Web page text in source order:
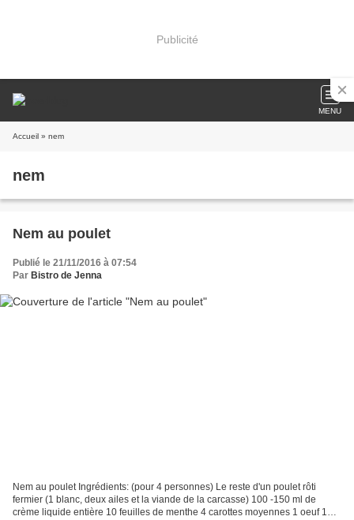
Publicité
MENU
Accueil » nem
nem
Nem au poulet
Publié le 21/11/2016 à 07:54
Par Bistro de Jenna
Nem au poulet Ingrédients: (pour 4 personnes) Le reste d'un poulet rôti
fermier (1 blanc, deux ailes et la viande de la carcasse) 100 -150 ml de
crème liquide entière 10 feuilles de menthe 4 carottes moyennes 1 oeuf 16